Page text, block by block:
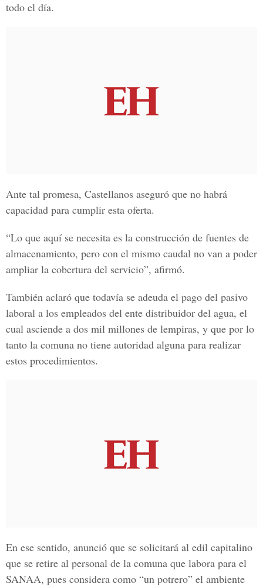
todo el día.
Ante tal promesa, Castellanos aseguró que no habrá
capacidad para cumplir esta oferta.
“Lo que aquí se necesita es la construcción de fuentes de
almacenamiento, pero con el mismo caudal no van a poder
ampliar la cobertura del servicio”, afirmó.
También aclaró que todavía se adeuda el pago del pasivo
laboral a los empleados del ente distribuidor del agua, el
cual asciende a dos mil millones de lempiras, y que por lo
tanto la comuna no tiene autoridad alguna para realizar
estos procedimientos.
En ese sentido, anunció que se solicitará al edil capitalino
que se retire al personal de la comuna que labora para el
SANAA, pues considera como “un potrero” el ambiente